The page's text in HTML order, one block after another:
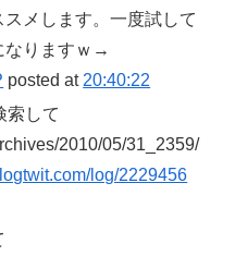
スメします。一度試して
なりますｗ→
posted at 20:40:22
索して
2010/05/31_2359/
log/2229456